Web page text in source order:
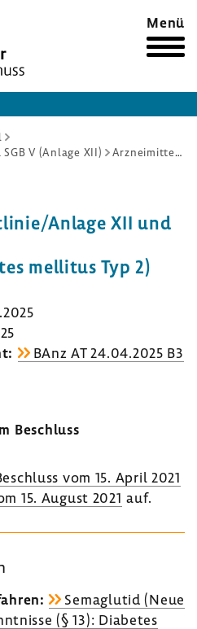
Menü
V (Anlage XII)
Arzneimittel-Richtlinie/Anlage XII und XIIa: Semaglutid (Diabetes mellitus Typ 2)
Anlage XII und
mellitus Typ 2)
BAnz AT 24.04.2025 B3
Beschluss
vom 15. April 2021
15. August 2021 auf.
Sema­glutid (Neue
(§ 13): Diabetes